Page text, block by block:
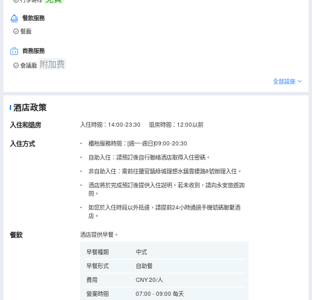
餐飲服務
餐廳
商務服務
會議廳 附加费
全部設施
酒店政策
入住和退房 入住時間：14:00-23:30 退房時間：12:00以前
入住方式
櫃枱服務時間：[週一-週日]09:00-20:30
自助入住：請預訂後自行聯絡酒店取得入住密碼。
非自助入住：需前往鹽官鎮綠城理想水鎮雲棲路8號辦理入住。
酒店將於完成預訂後提供入住說明，若未收到，請向永安旅遊詢
問。
如您於入住時段以外抵達，請提前24小時通過手機號碼聯繫酒
店。
餐飲 酒店提供早餐。
早餐種類
中式
早餐形式
自助餐
費用
CNY 20/人
營業時間
07:00 - 09:00 每天